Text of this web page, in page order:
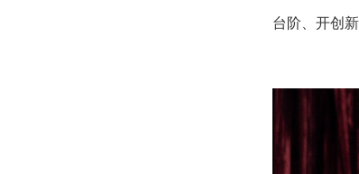
台阶、开创